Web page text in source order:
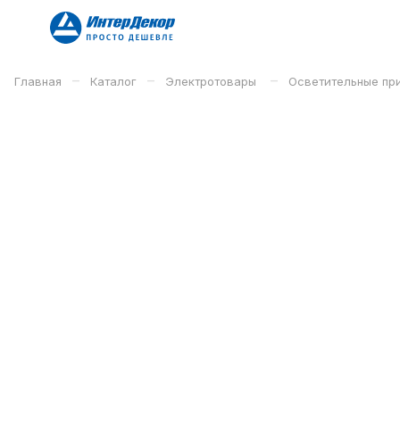
Главная – Каталог – Электротовары – Осветительные